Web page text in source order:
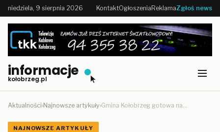
niedziela, 9 sierpnia 2026 KontaktOgłoszenia ReklamaZgłoś news
informacje
kołobrzeg.pl
Aktualności›Najnowsze artykuły›Gmina Kołobrzeg gotowa na…
NAJNOWSZE ARTYKUŁY